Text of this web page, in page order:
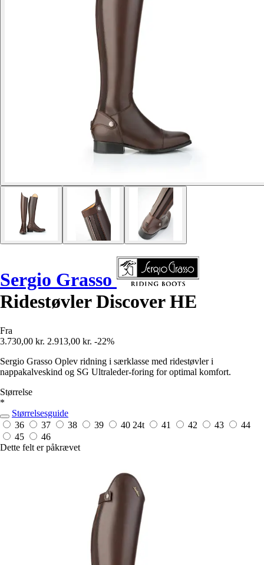
Sergio Grasso
Ridestøvler Discover HE
Fra
3.730,00 kr. 2.913,00 kr. -22%
Sergio Grasso Oplev ridning i særklasse med ridestøvler i
nappakalveskind og SG Ultraleder-foring for optimal komfort.
Størrelse
*
Størrelsesguide
36
37 38 39 40 24t 41 42 43
44
45
46
Dette felt er påkrævet